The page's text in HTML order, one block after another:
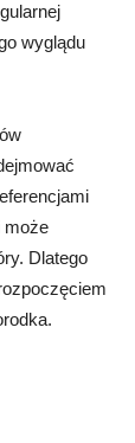
wyglądu
może
Dlatego